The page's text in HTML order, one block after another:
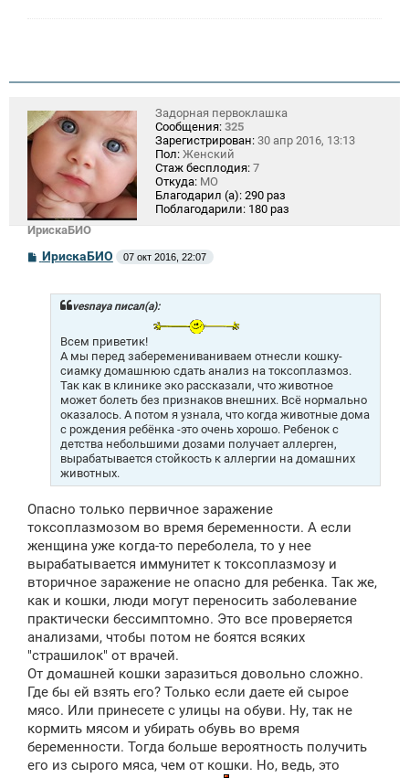
ИрискаБИО
Задорная первоклашка
Сообщения: 325
Зарегистрирован: 30 апр 2016, 13:13
Пол: Женский
Стаж бесплодия: 7
Откуда: МО
Благодарил (а): 290 раз
Поблагодарили: 180 раз
С
о
ИрискаБИО 07 окт 2016, 22:07
vesnaya писал(а):
Всем приветик!
А мы перед заберемениваниваем отнесли кошку-
сиамку домашнюю сдать анализ на токсоплазмоз.
Так как в клинике эко рассказали, что животное
может болеть без признаков внешних. Всё нормально
оказалось. А потом я узнала, что когда животные дома
с рождения ребёнка -это очень хорошо. Ребенок с
детства небольшими дозами получает аллерген,
вырабатывается стойкость к аллергии на домашних
животных.
Опасно только первичное заражение
токсоплазмозом во время беременности. А если
женщина уже когда-то переболела, то у нее
вырабатывается иммунитет к токсоплазмозу и
вторичное заражение не опасно для ребенка. Так же,
как и кошки, люди могут переносить заболевание
практически бессимптомно. Это все проверяется
анализами, чтобы потом не боятся всяких
"страшилок" от врачей.
От домашней кошки заразиться довольно сложно.
Где бы ей взять его? Только если даете ей сырое
мясо. Или принесете с улицы на обуви. Ну, так не
кормить мясом и убирать обувь во время
беременности. Тогда больше вероятность получить
его из сырого мяса, чем от кошки. Но, ведь, это